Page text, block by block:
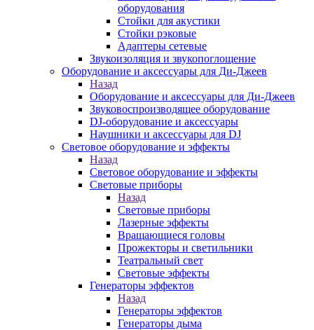
оборудования
Стойки для акустики
Стойки рэковые
Адаптеры сетевые
Звукоизоляция и звукопоглощение
Оборудование и аксессуары для Ди-Джеев
Назад
Оборудование и аксессуары для Ди-Джеев
Звуковоспроизводящее оборудование
DJ-оборудование и аксессуары
Наушники и аксессуары для DJ
Световое оборудование и эффекты
Назад
Световое оборудование и эффекты
Световые приборы
Назад
Световые приборы
Лазерные эффекты
Вращающиеся головы
Прожекторы и светильники
Театральный свет
Световые эффекты
Генераторы эффектов
Назад
Генераторы эффектов
Генераторы дыма